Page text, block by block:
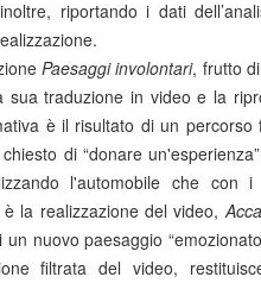
riportando i dati
Paesaggi involontari, frutto
traduzione in video e la
è il risultato di un
di “donare
l'automobile che con
è la realizzazione del video,
nuovo paesaggio
filtrata del video,